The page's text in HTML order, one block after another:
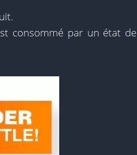
consommé par un état de